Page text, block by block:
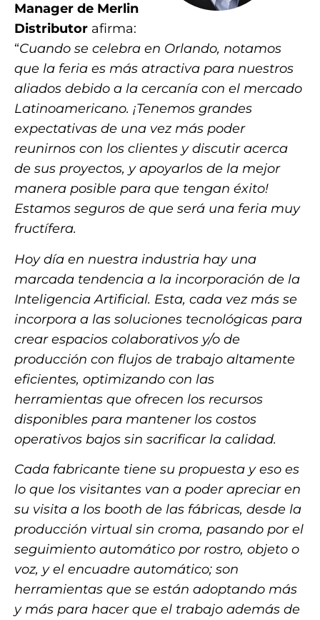
Manager de Merlin
Distributor afirma:
“Cuando se celebra en Orlando, notamos
que la feria es más atractiva para nuestros
aliados debido a la cercanía con el mercado
Latinoamericano. ¡Tenemos grandes
expectativas de una vez más poder
reunirnos con los clientes y discutir acerca
de sus proyectos, y apoyarlos de la mejor
manera posible para que tengan éxito!
Estamos seguros de que será una feria muy
fructífera.
Hoy día en nuestra industria hay una
marcada tendencia a la incorporación de la
Inteligencia Artificial. Esta, cada vez más se
incorpora a las soluciones tecnológicas para
crear espacios colaborativos y/o de
producción con flujos de trabajo altamente
eficientes, optimizando con las
herramientas que ofrecen los recursos
disponibles para mantener los costos
operativos bajos sin sacrificar la calidad.
Cada fabricante tiene su propuesta y eso es
lo que los visitantes van a poder apreciar en
su visita a los booth de las fábricas, desde la
producción virtual sin croma, pasando por el
seguimiento automático por rostro, objeto o
voz, y el encuadre automático; son
herramientas que se están adoptando más
y más para hacer que el trabajo además de